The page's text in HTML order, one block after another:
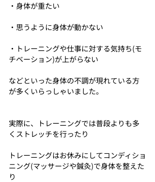
・身体が重たい
・思うように身体が動かない
・トレーニングや仕事に対する気持ち(モ
チベーション)が上がらない
などといった身体の不調が現れている方
が多くいらっしゃいました。
実際に、トレーニングでは普段よりも多
くストレッチを行ったり
トレーニングはお休みにしてコンディショ
ニング(マッサージや鍼灸)で身体を整えた
り